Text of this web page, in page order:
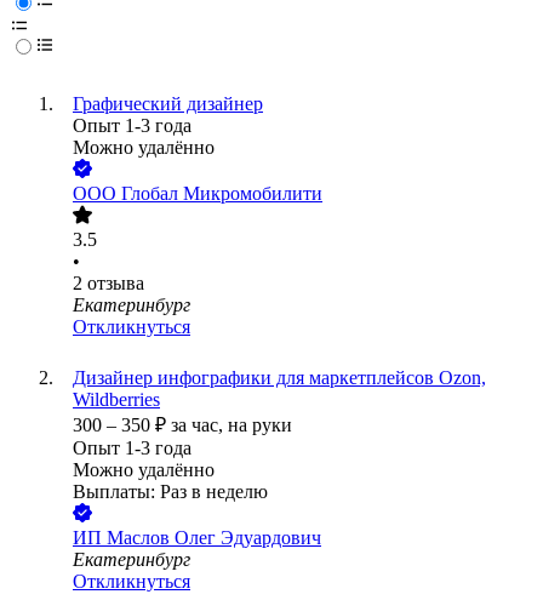
Графический дизайнер
Опыт 1-3 года
Можно удалённо
ООО Глобал Микромобилити
3.5
•
2 отзыва
Екатеринбург
Откликнуться
Дизайнер инфографики для маркетплейсов Ozon,
Wildberries
300 – 350 ₽ за час, на руки
Опыт 1-3 года
Можно удалённо
Выплаты: Раз в неделю
ИП Маслов Олег Эдуардович
Екатеринбург
Откликнуться